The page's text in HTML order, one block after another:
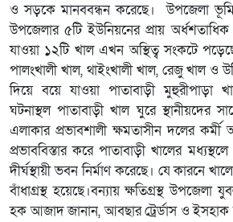
ও সড়কে মানববন্ধন করেছে। উপজেলা
উপজেলার ৫টি ইউনিয়নের প্রায়
যাওয়া ১২টি খাল এখন অস্থিত্ব সংকটে
পালংখালী খাল, থাইংখালী খাল, রেজু খাল ও
দিয়ে বয়ে যাওয়া পাতাবাড়ী মুহুরীপাড়া
ঘটনাস্থল পাতাবাড়ী খাল ঘুরে স্থানীয়দের
এলাকার প্রভাবশালী ক্ষমতাসীন দলের
প্রভাববিস্তার করে পাতাবাড়ী খালের
দীর্ঘস্থায়ী ভবন নির্মাণ করেছে। যে কারনে
বাঁধাগ্রস্থ হয়েছে।বন্যায় ক্ষতিগ্রস্থ
হক আজাদ জানান, আবছার ট্রের্ডাস ও